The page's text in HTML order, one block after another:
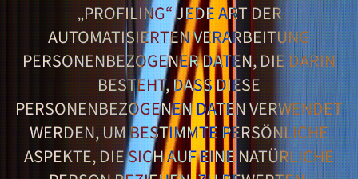
„PROFILING“ JEDE ART DER
AUTOMATISIERTEN VERARBEITUNG
PERSONENBEZOGENER DATEN, DIE DARIN
BESTEHT, DASS DIESE
PERSONENBEZOGENEN DATEN VERWENDET
WERDEN, UM BESTIMMTE PERSÖNLICHE
ASPEKTE, DIE SICH AUF EINE NATÜRLICHE